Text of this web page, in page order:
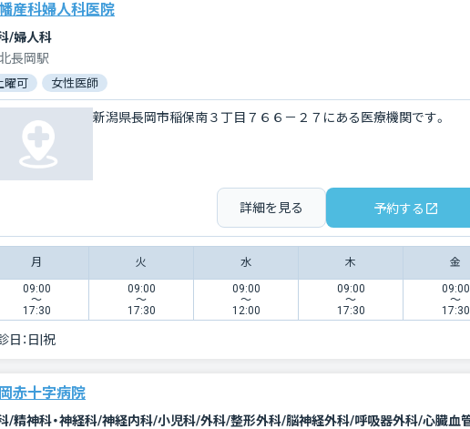
産科婦人科医院
/婦人科
長岡駅
曜可 女性医師
新潟県長岡市稲保南３丁目７６６－２７にある医療機関です。
詳細を見る 予約する
月 火 水 木 金
09:00
〜
17:30
09:00
〜
17:30
09:00
〜
12:00
09:00
〜
17:30
09:00
〜
17:30
日： 日|祝
赤十字病院